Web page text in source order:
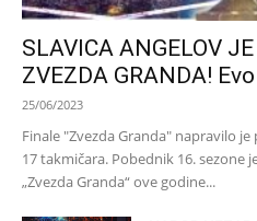
SLAVICA ANGELOV
ZVEZDA GRANDA!
25/06/2023
Finale "Zvezda Granda" napravilo
17 takmičara. Pobednik 16. sezone
„Zvezda Granda“ ove godine...